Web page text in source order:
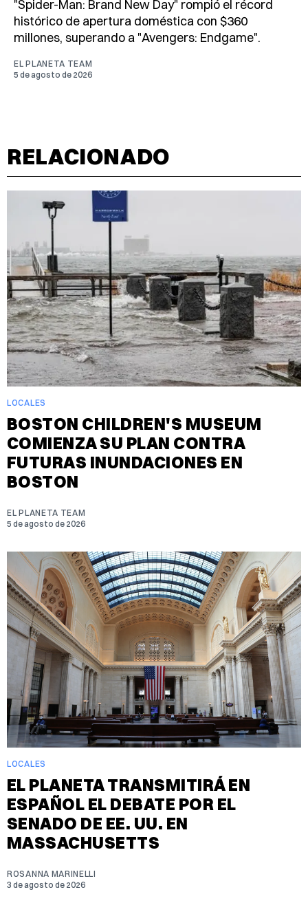
"Spider-Man: Brand New Day" rompió el récord
histórico de apertura doméstica con $360
millones, superando a "Avengers: Endgame".
EL PLANETA TEAM
5 de agosto de 2026
RELACIONADO
LOCALES
BOSTON CHILDREN'S MUSEUM
COMIENZA SU PLAN CONTRA
FUTURAS INUNDACIONES EN
BOSTON
EL PLANETA TEAM
5 de agosto de 2026
LOCALES
EL PLANETA TRANSMITIRÁ EN
ESPAÑOL EL DEBATE POR EL
SENADO DE EE. UU. EN
MASSACHUSETTS
ROSANNA MARINELLI
3 de agosto de 2026